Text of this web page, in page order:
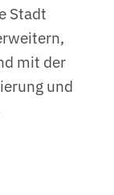
Stadt
mit der
und